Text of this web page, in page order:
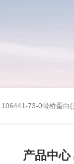
106441-73-0骨桥蛋白
产品中心